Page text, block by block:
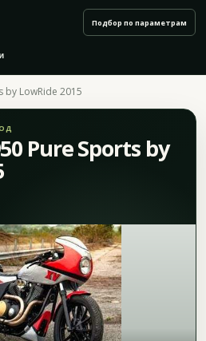
Подбор по параметрам
by LowRide 2015
Pure Sports by